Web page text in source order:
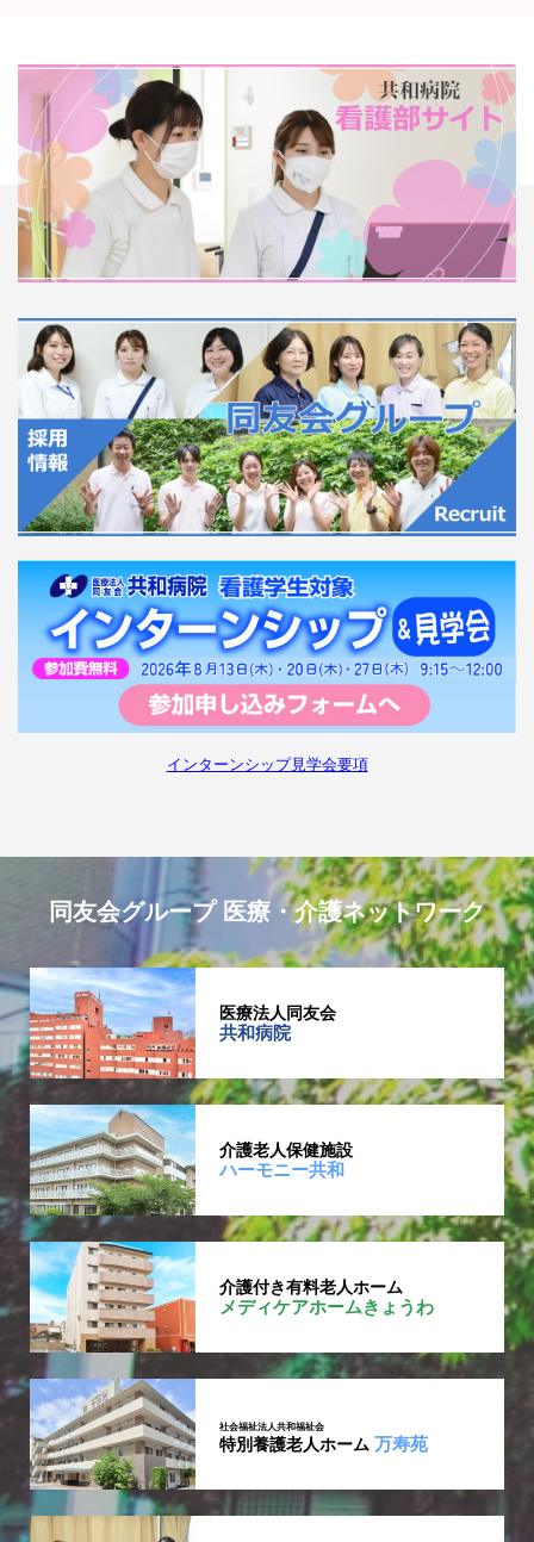
インターンシップ見学会要項
同友会グループ 医療・介護ネットワーク
医療法人同友会
共和病院
介護老人保健施設
ハーモニー共和
介護付き有料老人ホーム
メディケアホームきょうわ
社会福祉法人共和福祉会
特別養護老人ホーム万寿苑